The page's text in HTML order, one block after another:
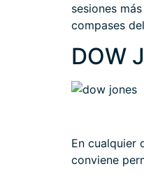
sesiones
compases
DOW
En cualquier
conviene